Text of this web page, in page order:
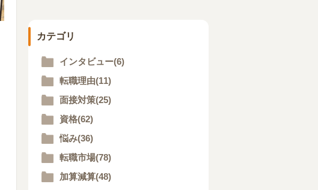
カテゴリ
インタビュー(6)
転職理由(11)
面接対策(25)
資格(62)
悩み(36)
転職市場(78)
加算減算(48)